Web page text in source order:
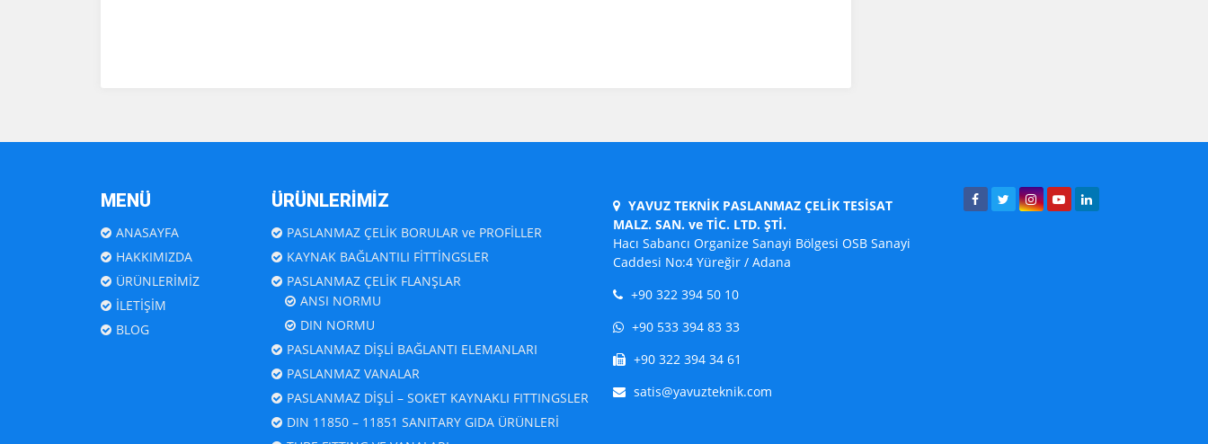
MENÜ
ANASAYFA
HAKKIMIZDA
ÜRÜNLERİMİZ
İLETİŞİM
BLOG
ÜRÜNLERİMİZ
PASLANMAZ ÇELİK BORULAR ve PROFİLLER
KAYNAK BAĞLANTILI FİTTİNGSLER
PASLANMAZ ÇELİK FLANŞLAR
ANSI NORMU
DIN NORMU
PASLANMAZ DİŞLİ BAĞLANTI ELEMANLARI
PASLANMAZ VANALAR
PASLANMAZ DİŞLİ – SOKET KAYNAKLI FITTINGSLER
DIN 11850 – 11851 SANITARY GIDA ÜRÜNLERİ
YAVUZ TEKNİK PASLANMAZ ÇELİK TESİSAT
MALZ. SAN. ve TİC. LTD. ŞTİ.
Hacı Sabancı Organize Sanayi Bölgesi OSB Sanayi
Caddesi No:4 Yüreğir / Adana
+90 322 394 50 10
+90 533 394 83 33
+90 322 394 34 61
satis@yavuzteknik.com